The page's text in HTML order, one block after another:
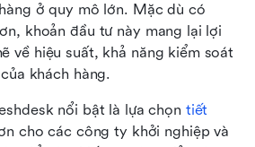
ở quy mô lớn. Mặc dù có
khoản đầu tư này mang lại lợi
về hiệu suất, khả năng kiểm soát
khách hàng.
nổi bật là lựa chọn tiết
cho các công ty khởi nghiệp và